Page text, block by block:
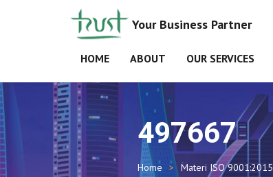
Your Business Partner
HOME ABOUT OUR SERVICES
497667
Home Materi ISO 9001:2015